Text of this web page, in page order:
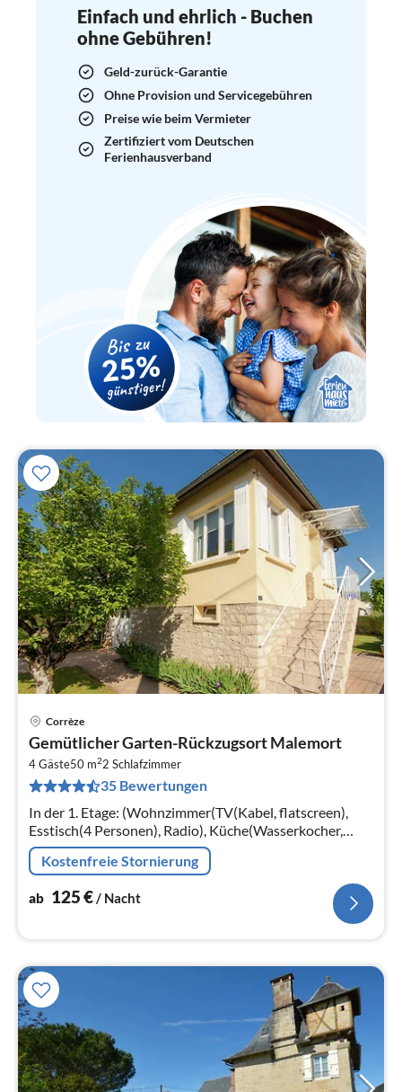
Einfach und ehrlich - Buchen
ohne Gebühren!
Geld-zurück-Garantie
Ohne Provision und Servicegebühren
Preise wie beim Vermieter
Zertifiziert vom Deutschen
Ferienhausverband
Corrèze
Gemütlicher Garten-Rückzugsort Malemort
4 Gäste50 m22 Schlafzimmer
35 Bewertungen
In der 1. Etage: (Wohnzimmer(TV(Kabel, flatscreen),
Esstisch(4 Personen), Radio), Küche(Wasserkocher,
Toaster, Kochherd(4 Kochplatten, Gas)
Kostenfreie Stornierung
ab 125€/ Nacht